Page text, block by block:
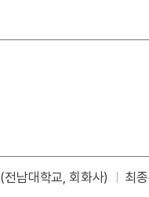
(전남대학교, 회화사) 최